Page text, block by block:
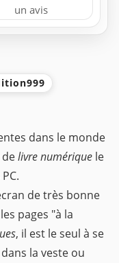
un avis
dans le monde
delivre numérique le
de très bonne
pages "à la
, il est le seul à se
la veste ou